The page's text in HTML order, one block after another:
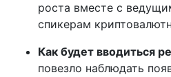
роста вместе с
спикерам
Как будет вводиться
повезло наблюдать